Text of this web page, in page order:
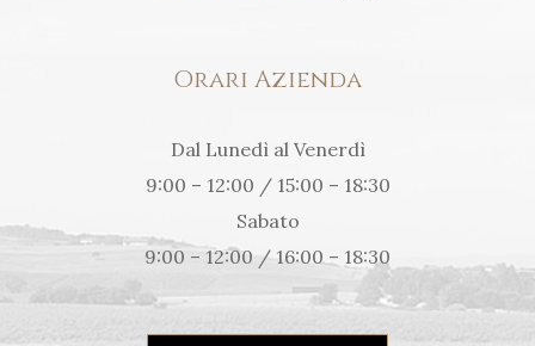
Orari Azienda
Dal Lunedì al Venerdì
9:00 – 12:00 / 15:00 – 18:30
Sabato
9:00 – 12:00 / 16:00 – 18:30